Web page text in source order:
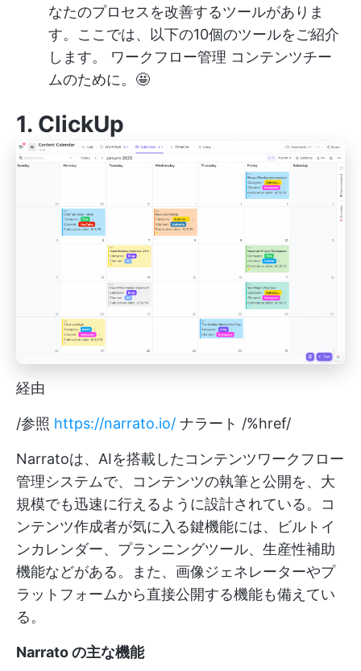
なたのプロセスを改善するツールがありま
す。ここでは、以下の10個のツールをご紹介
します。 ワークフロー管理 コンテンツチー
ムのために。🤩
1. ClickUp
経由
/参照 https://narrato.io/ ナラート /%href/
Narratoは、AIを搭載したコンテンツワークフロー
管理システムで、コンテンツの執筆と公開を、大
規模でも迅速に行えるように設計されている。コ
ンテンツ作成者が気に入る鍵機能には、ビルトイ
ンカレンダー、プランニングツール、生産性補助
機能などがある。また、画像ジェネレーターやプ
ラットフォームから直接公開する機能も備えてい
る。
Narrato の主な機能